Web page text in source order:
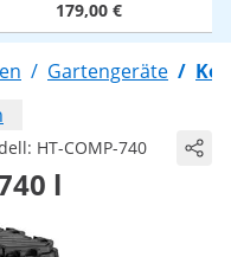
179,00 €
/ Gartengeräte /
HT-COMP-740
l